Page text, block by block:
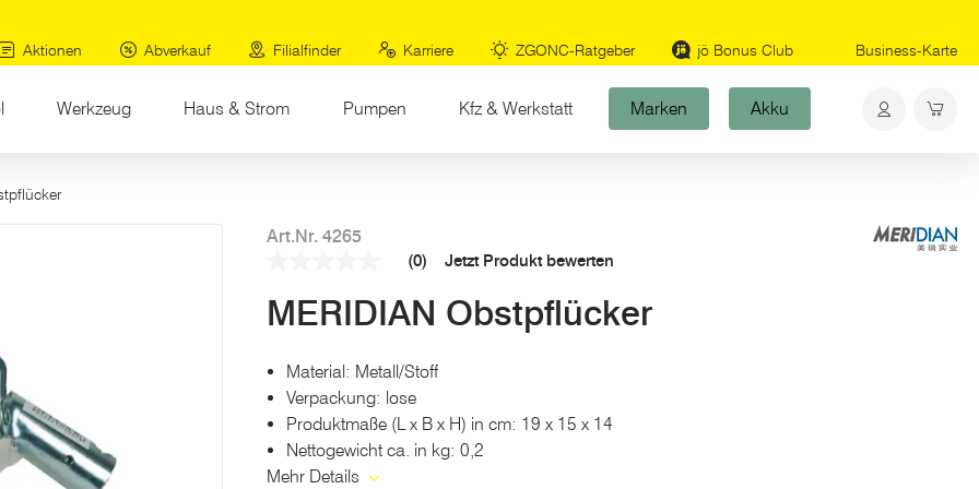
Aktionen
Abverkauf Filialfinder Karriere ZGONC-Ratgeber jö Bonus Club Business-Karte
Werkzeug Haus & Strom Pumpen Kfz & Werkstatt Marken Akku
Art.Nr. 4265
Link
auf
(0) Jetzt Produkt bewerten
MERIDIAN Obstpflücker
Material: Metall/Stoff
Verpackung: lose
Produktmaße (L x B x H) in cm: 19 x 15 x 14
Nettogewicht ca. in kg: 0,2
Mehr Details